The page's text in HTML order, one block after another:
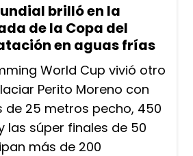
brilló en la
de la Copa del
en aguas frías
World Cup vivió otro
Perito Moreno con
de 25 metros pecho, 450
las súper finales de 50
más de 200